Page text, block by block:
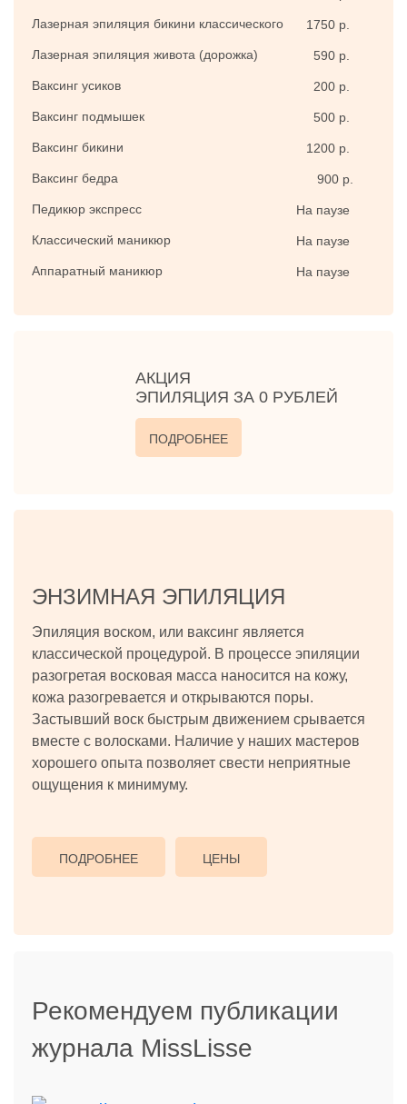
Лазерная эпиляция бикини классического 1750 р.
Лазерная эпиляция живота (дорожка) 590 р.
Ваксинг усиков 200 р.
Ваксинг подмышек 500 р.
Ваксинг бикини 1200 р.
Ваксинг бедра 900 р.
Педикюр экспресс На паузе
Классический маникюр На паузе
Аппаратный маникюр На паузе
АКЦИЯ
ЭПИЛЯЦИЯ ЗА 0 РУБЛЕЙ
ПОДРОБНЕЕ
ЭНЗИМНАЯ ЭПИЛЯЦИЯ
Эпиляция воском, или ваксинг является
классической процедурой. В процессе эпиляции
разогретая восковая масса наносится на кожу,
кожа разогревается и открываются поры.
Застывший воск быстрым движением срывается
вместе с волосками. Наличие у наших мастеров
хорошего опыта позволяет свести неприятные
ощущения к минимуму.
ПОДРОБНЕЕ ЦЕНЫ
Рекомендуем публикации
журнала MissLisse